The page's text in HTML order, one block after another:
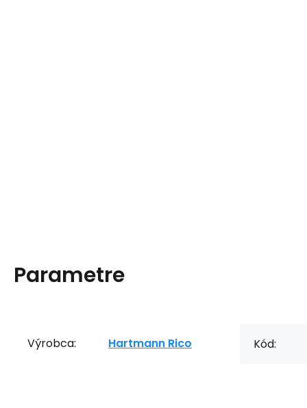
Parametre
Výrobca: Hartmann Rico Kód: